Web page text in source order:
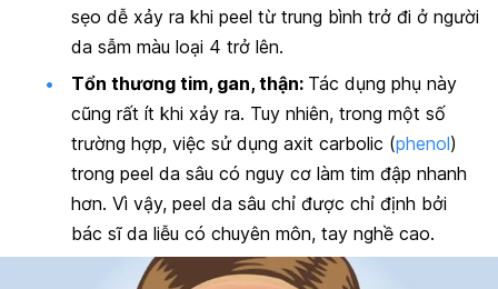
sẹo dễ xảy ra khi peel từ trung bình trở đi ở người
da sẫm màu loại 4 trở lên.
Tổn thương tim, gan, thận: Tác dụng phụ này
cũng rất ít khi xảy ra. Tuy nhiên, trong một số
trường hợp, việc sử dụng axit carbolic (phenol)
trong peel da sâu có nguy cơ làm tim đập nhanh
hơn. Vì vậy, peel da sâu chỉ được chỉ định bởi
bác sĩ da liễu có chuyên môn, tay nghề cao.